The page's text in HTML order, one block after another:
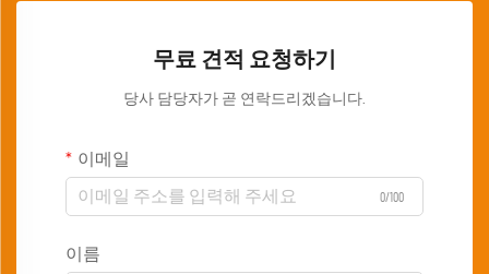
무료 견적 요청하기
당사 담당자가 곧 연락드리겠습니다.
이메일
0/100
이름